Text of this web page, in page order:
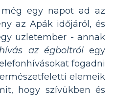
egy napot ad az
az Apák időjáról, és
üzletember - annak
az égboltról egy
fogadni
elemeik
hogy szívükben és